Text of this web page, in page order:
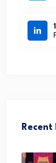
Recent